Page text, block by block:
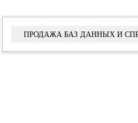
ПРОДАЖА БАЗ ДАННЫХ И